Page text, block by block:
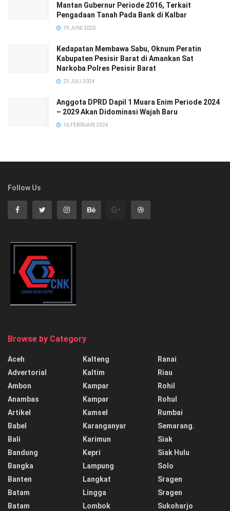
Mantan Gubernur Periode 2016, Terkait
Pengadaan Tanah Pada Bank di Kalbar
19 JUNI 2025
Kedapatan Membawa Sabu, Oknum Peratin
Kabupaten Pesisir Barat di Amankan Sat
Narkoba Polres Pesisir Barat
25 JULI 2024
Anggota DPRD Dapil 1 Muara Enim Periode 2024
– 2029 Akan Didominasi Wajah Baru
16 FEBRUARI 2024
Follow Us
Browse by Category
Aceh
Advertorial
Ambon
Anambas
Artikel
Babel
Bali
Bandung
Bangka
Banten
Batam
Batam
Kalteng
Kaltim
Kampar
Kampar
Kamsel
Karanganyar
Karimun
Kepri
Lampung
Langkat
Lingga
Lombok
Ranai
Riau
Rohil
Rohul
Rumbai
Semarang.
Siak
Siak Hulu
Solo
Sragen
Sragen
Sukoharjo